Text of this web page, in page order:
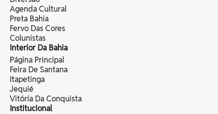
Agenda Cultural
Preta Bahia
Fervo Das Cores
Colunistas
Interior Da Bahia
Página Principal
Feira De Santana
Itapetinga
Jequié
Vitória Da Conquista
Institucional